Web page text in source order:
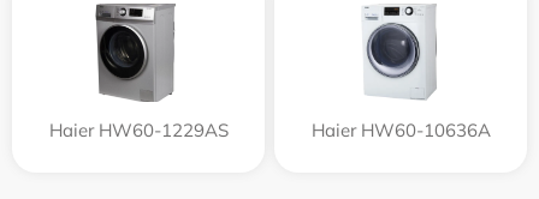
Haier HW60-1229AS Haier HW60-10636A